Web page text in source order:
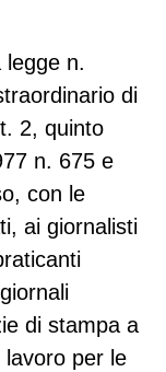
legge n.
di
2, quinto
n. 675 e
con le
ai giornalisti
di stampa a
lavoro per le